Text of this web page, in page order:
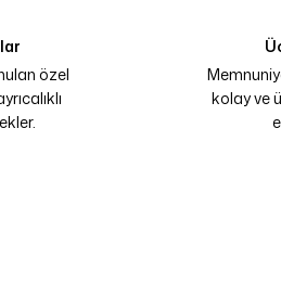
özel
kolay ve